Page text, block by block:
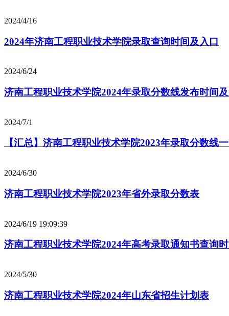
2024/4/16
2024年济南工程职业技术学院录取查询时间及入口
2024/6/24
济南工程职业技术学院2024年录取分数线发布时间
2024/7/1
【汇总】济南工程职业技术学院2023年录取分数线
2024/6/30
济南工程职业技术学院2023年省外录取分数表
2024/6/19 19:09:39
济南工程职业技术学院2024年高考录取通知书查询
2024/5/30
济南工程职业技术学院2024年山东省招生计划表